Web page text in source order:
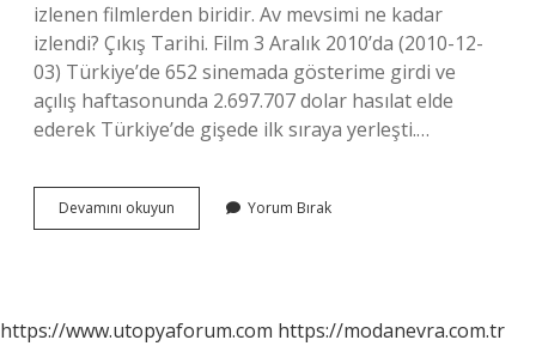
izlenen filmlerden biridir. Av mevsimi ne kadar
izlendi? Çıkış Tarihi. Film 3 Aralık 2010’da (2010-12-
03) Türkiye’de 652 sinemada gösterime girdi ve
açılış haftasonunda 2.697.707 dolar hasılat elde
ederek Türkiye’de gişede ilk sıraya yerleşti.…
Devamını okuyun
Yılmaz
Yorum Bırak
https://www.utopyaforum.com https://modanevra.com.tr